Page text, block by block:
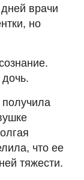
врачи
но
что ее
тяжести.